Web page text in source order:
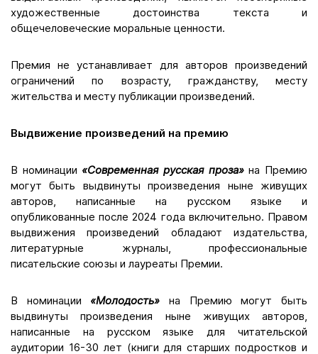
художественные достоинства текста и
общечеловеческие моральные ценности.
Премия не устанавливает для авторов произведений
ограничений по возрасту, гражданству, месту
жительства и месту публикации произведений.
Выдвижение произведений на премию
В номинации «Современная русская проза»на Премию
могут быть выдвинуты произведения ныне живущих
авторов, написанные на русском языке и
опубликованные после 2024 года включительно. Правом
выдвижения произведений обладают издательства,
литературные журналы, профессиональные
писательские союзы и лауреаты Премии.
В номинации «Молодость» на Премию могут быть
выдвинуты произведения ныне живущих авторов,
написанные на русском языке для читательской
аудитории 16-30 лет (книги для старших подростков и